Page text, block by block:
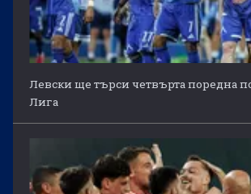
Левски ще търси четвърта поредна
Лига